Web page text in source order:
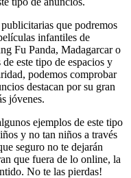
que podremos
infantiles de
Fu Panda, Madagarcar o
este tipo de espacios y
podemos comprobar
destacan por su gran
jóvenes.
ejemplos de este tipo
y no tan niños a través
seguro no te dejarán
que fuera de lo online, la
No te las pierdas!